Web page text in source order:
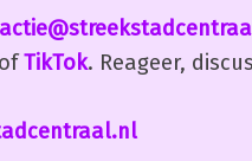
ofTikTok. Reageer,